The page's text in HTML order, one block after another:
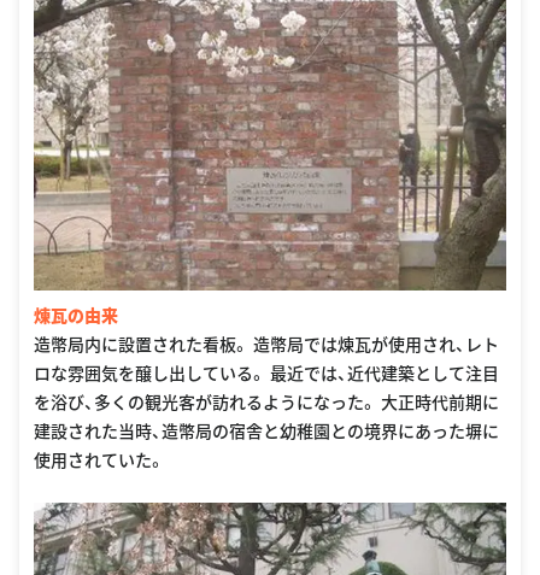
煉瓦の由来
造幣局内に設置された看板。 造幣局では煉瓦が使用され、レト
ロな雰囲気を醸し出している。 最近では、近代建築として注目
を浴び、多くの観光客が訪れるようになった。 大正時代前期に
建設された当時、造幣局の宿舎と幼稚園との境界にあった塀に
使用されていた。